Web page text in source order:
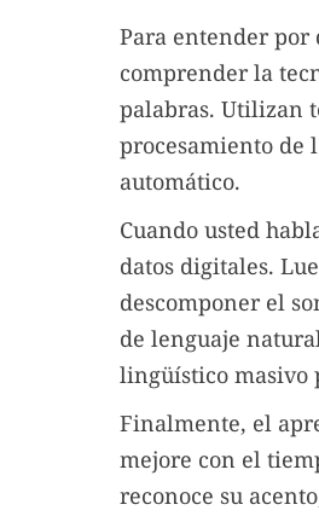
Para entender por
comprender la
palabras. Utilizan
procesamiento de
automático.
Cuando usted
datos digitales.
descomponer el
de lenguaje
lingüístico masivo
Finalmente, el
mejore con el
reconoce su